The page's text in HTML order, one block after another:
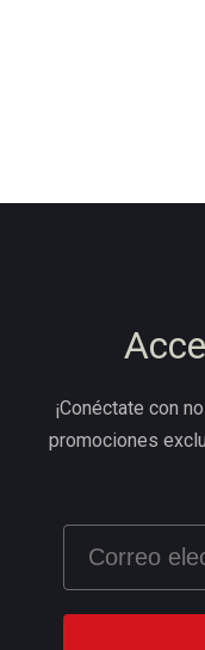
¡Conéctate con
promociones